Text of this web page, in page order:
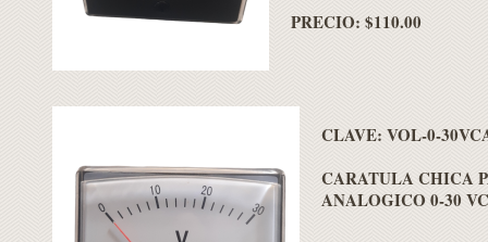
PRECIO: $110.00
CLAVE: VOL-0-
CARATULA CHICA
ANALOGICO 0-30